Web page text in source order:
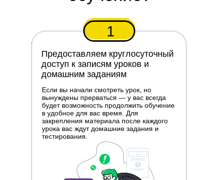
1
Предоставляем круглосуточный
доступ к записям уроков и
домашним заданиям
Если вы начали смотреть урок, но
вынуждены прерваться — у вас всегда
будет возможность продолжить обучение
в удобное для вас время. Для
закрепления материала после каждого
урока вас ждут домашние задания и
тестирования.